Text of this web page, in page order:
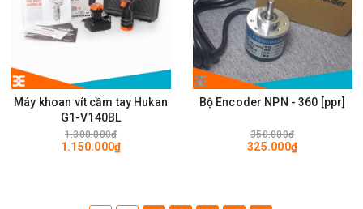
Máy khoan vít cầm tay Hukan
G1-V140BL
1.300.000₫
1.150.000₫
Bộ Encoder NPN - 360 [ppr]
350.000₫
325.000₫